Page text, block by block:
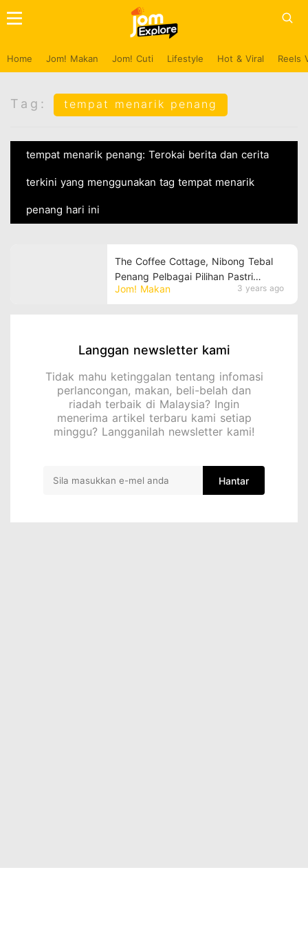
Home Jom! Makan Jom! Cuti Lifestyle Hot & Viral Reels
Tag: tempat menarik penang
tempat menarik penang: Terokai berita dan cerita
terkini yang menggunakan tag tempat menarik
penang hari ini
Jom! Makan 3 years ago
The Coffee Cottage, Nibong Tebal
Penang Pelbagai Pilihan Pastri
Berkonsepkan 'English Style'
Langgan newsletter kami
Tidak mahu ketinggalan tentang infomasi
perlancongan, makan, beli-belah dan
riadah terbaik di Malaysia? Ingin
menerima artikel terbaru kami setiap
minggu? Langganilah newsletter kami!
Hantar